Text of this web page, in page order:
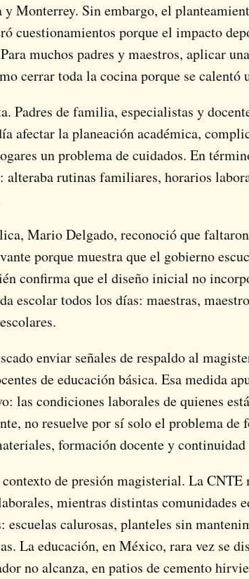
Monterrey. Sin embargo, el
cuestionamientos porque el impacto
muchos padres y maestros, aplicar
cerrar toda la cocina porque se calentó
Padres de familia, especialistas y
afectar la planeación académica,
un problema de cuidados. En
alteraba rutinas familiares, horarios
Mario Delgado, reconoció que
porque muestra que el gobierno
confirma que el diseño inicial no
escolar todos los días: maestras,
enviar señales de respaldo al
de educación básica. Esa medida
las condiciones laborales de quienes
no resuelve por sí solo el problema de
formación docente y continuidad
de presión magisterial. La CNTE
mientras distintas comunidades
escuelas calurosas, planteles sin
La educación, en México, rara vez se
no alcanza, en patios de cemento